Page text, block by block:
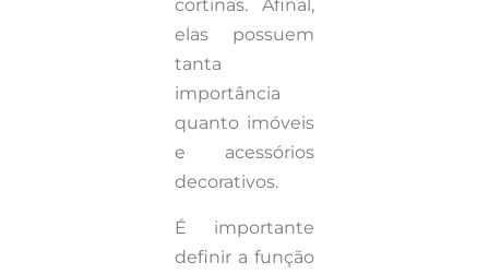
cortinas. Afinal,
elas possuem
tanta
importância
quanto imóveis
e acessórios
decorativos.
É importante
definir a função